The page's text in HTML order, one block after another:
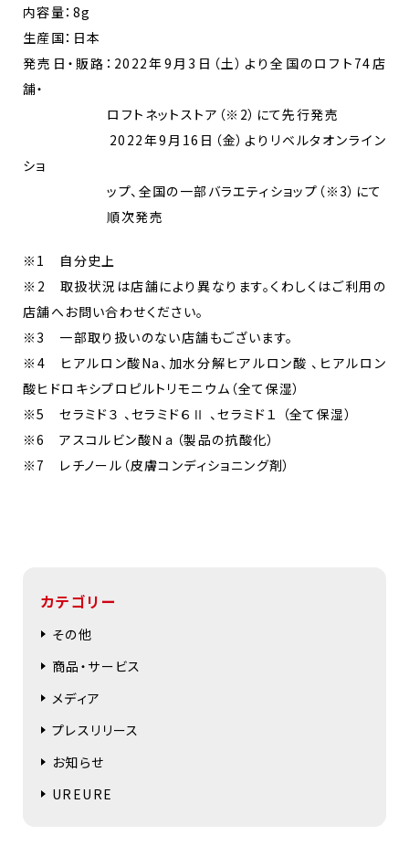
内容量：8g
生産国：日本
発売日・販路：2022年9月3日（土）より全国のロフト74店
舗・
ロフトネットストア（※2）にて先行発売
2022年9月16日（金）よりリベルタオンライン
ショ
ップ、全国の一部バラエティショップ（※3）にて
順次発売
※1 自分史上
※2 取扱状況は店舗により異なります。くわしくはご利用の
店舗へお問い合わせください。
※3 一部取り扱いのない店舗もございます。
※4 ヒアルロン酸Na、加水分解ヒアルロン酸 、ヒアルロン
酸ヒドロキシプロピルトリモニウム（全て保湿）
※5 セラミド３ 、セラミド６Ⅱ 、セラミド１ （全て保湿）
※6 アスコルビン酸Ｎａ（製品の抗酸化）
※7 レチノール（皮膚コンディショニング剤）
カテゴリー
その他
商品・サービス
メディア
プレスリリース
お知らせ
UREURE